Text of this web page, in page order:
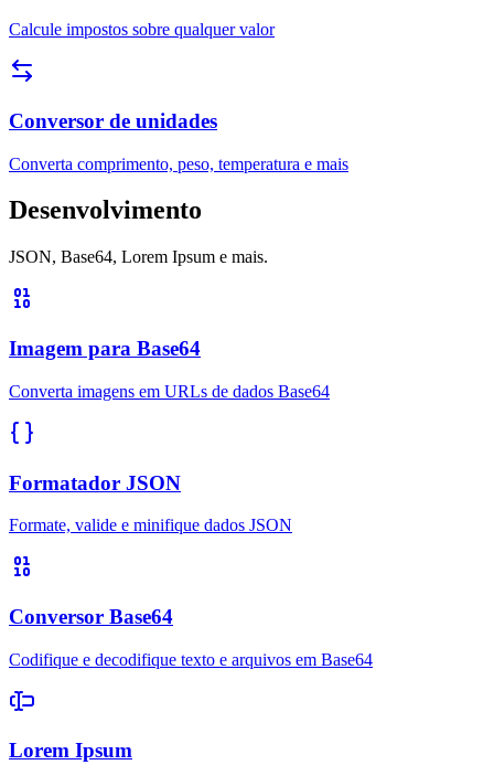
Calcule impostos sobre qualquer valor
Conversor de unidades
Converta comprimento, peso, temperatura e mais
Desenvolvimento
JSON, Base64, Lorem Ipsum e mais.
Imagem para Base64
Converta imagens em URLs de dados Base64
Formatador JSON
Formate, valide e minifique dados JSON
Conversor Base64
Codifique e decodifique texto e arquivos em Base64
Lorem Ipsum